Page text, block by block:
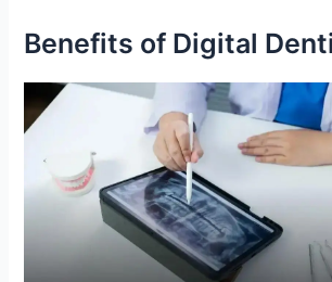
Benefits of Digital